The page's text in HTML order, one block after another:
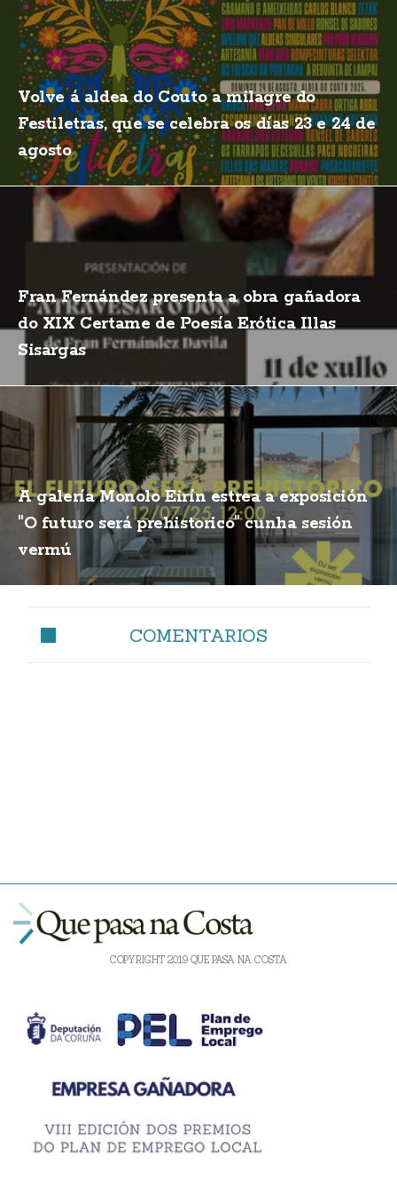
Volve á aldea do Couto a milagre do
Festiletras, que se celebra os días 23 e 24 de
agosto
Fran Fernández presenta a obra gañadora
do XIX Certame de Poesía Erótica Illas
Sisargas
A galería Monolo Eirín estrea a exposición
"O futuro será prehistorico" cunha sesión
vermú
COMENTARIOS
COPYRIGHT 2019 QUE PASA NA COSTA